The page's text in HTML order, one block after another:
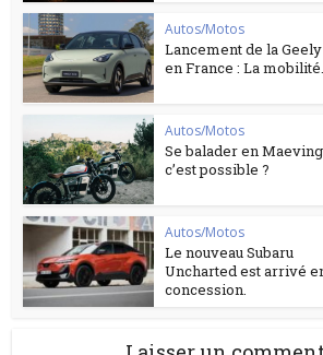
Autos/Motos
Lancement de la
en France : La
Autos/Motos
Se balader en
c’est possible ?
Autos/Motos
Le nouveau Subaru
Uncharted est arrivé
concession.